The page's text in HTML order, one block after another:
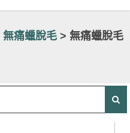
無痛蠟脫毛> 無痛蠟脫毛